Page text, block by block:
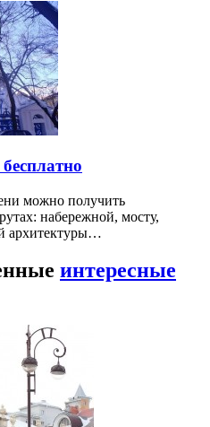
можно получить
набережной, мосту,
архитектуры…
интересные